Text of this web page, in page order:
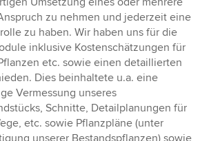
zu nehmen und jederzeit eine
zu haben. Wir haben uns für die
inklusive Kostenschätzungen für
etc. sowie einen detaillierten
Dies beinhaltete u.a. eine
Vermessung unseres
Schnitte, Detailplanungen für
etc. sowie Pflanzpläne (unter